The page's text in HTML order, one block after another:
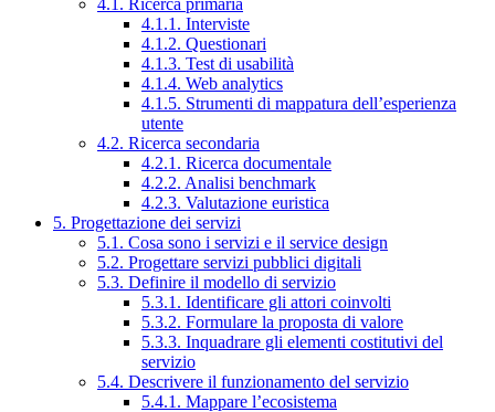
4.1.1. Interviste
4.1.2. Questionari
4.1.3. Test di usabilità
4.1.4. Web analytics
4.1.5. Strumenti di mappatura dell’esperienza
utente
4.2. Ricerca secondaria
4.2.1. Ricerca documentale
4.2.2. Analisi benchmark
4.2.3. Valutazione euristica
5. Progettazione dei servizi
5.1. Cosa sono i servizi e il service design
5.2. Progettare servizi pubblici digitali
5.3. Definire il modello di servizio
5.3.1. Identificare gli attori coinvolti
5.3.2. Formulare la proposta di valore
5.3.3. Inquadrare gli elementi costitutivi del
servizio
5.4. Descrivere il funzionamento del servizio
5.4.1. Mappare l’ecosistema